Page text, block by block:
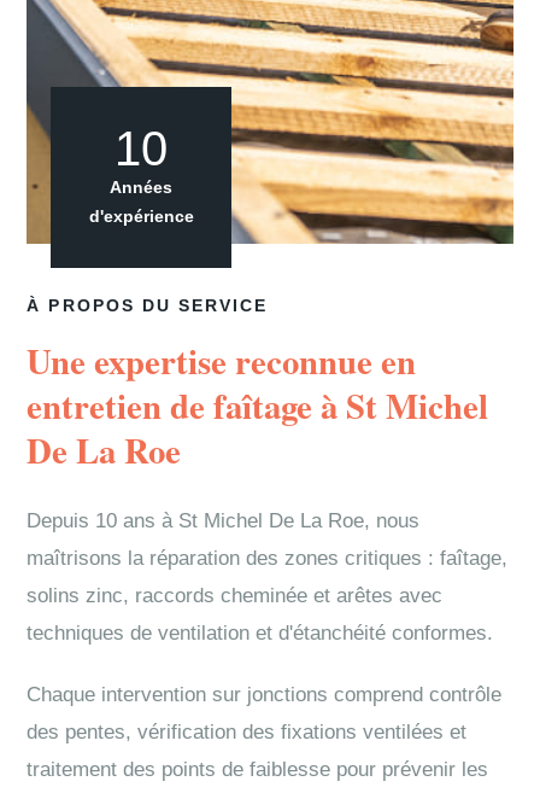
À PROPOS DU SERVICE
Une expertise reconnue en
entretien de faîtage à St Michel
De La Roe
Depuis 10 ans à St Michel De La Roe, nous
maîtrisons la réparation des zones critiques : faîtage,
solins zinc, raccords cheminée et arêtes avec
techniques de ventilation et d'étanchéité conformes.
Chaque intervention sur jonctions comprend contrôle
des pentes, vérification des fixations ventilées et
traitement des points de faiblesse pour prévenir les
10
Années
d'expérience